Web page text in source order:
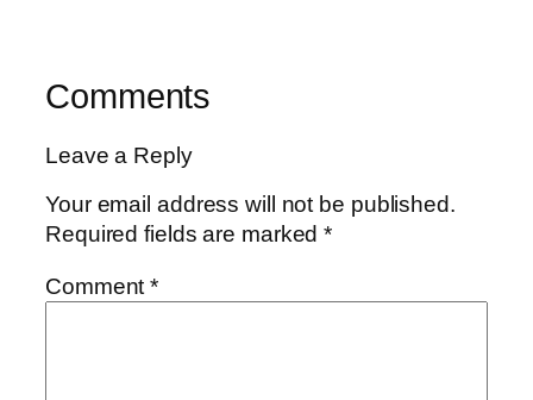
Comments
Leave a Reply
Your email address will not be published.
Required fields are marked*
Comment*